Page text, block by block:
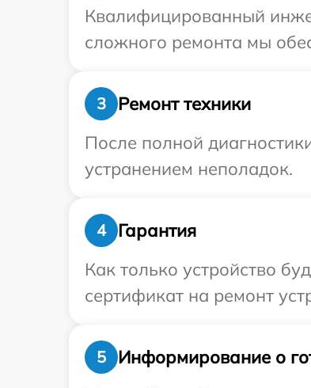
Квалифицированный
сложного ремонта мы
3
Ремонт техники
После полной
устранением неполадок.
4
Гарантия
Как только устройство
сертификат на ремонт
5
Информирование о